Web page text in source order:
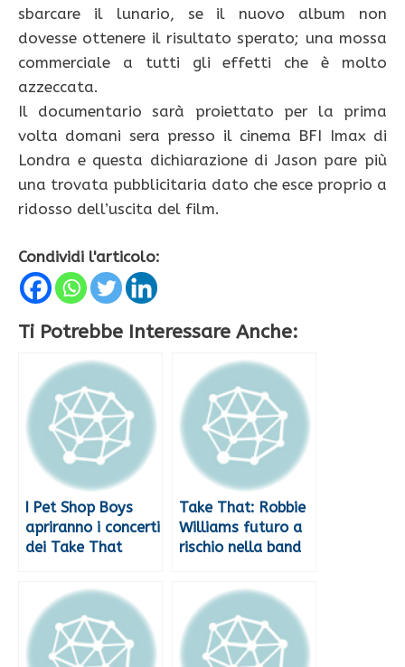
sbarcare il lunario, se il nuovo album non
dovesse ottenere il risultato sperato; una mossa
commerciale a tutti gli effetti che è molto
azzeccata.
Il documentario sarà proiettato per la prima
volta domani sera presso il cinema BFI Imax di
Londra e questa dichiarazione di Jason pare più
una trovata pubblicitaria dato che esce proprio a
ridosso dell’uscita del film.
Condividi l'articolo:
Ti Potrebbe Interessare Anche:
I Pet Shop Boys
apriranno i concerti
dei Take That
Take That: Robbie
Williams futuro a
rischio nella band